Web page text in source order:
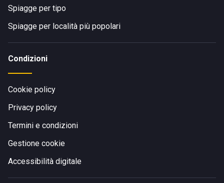
Spiagge per tipo
Spiagge per località più popolari
Condizioni
Cookie policy
Privacy policy
Termini e condizioni
Gestione cookie
Accessibilità digitale